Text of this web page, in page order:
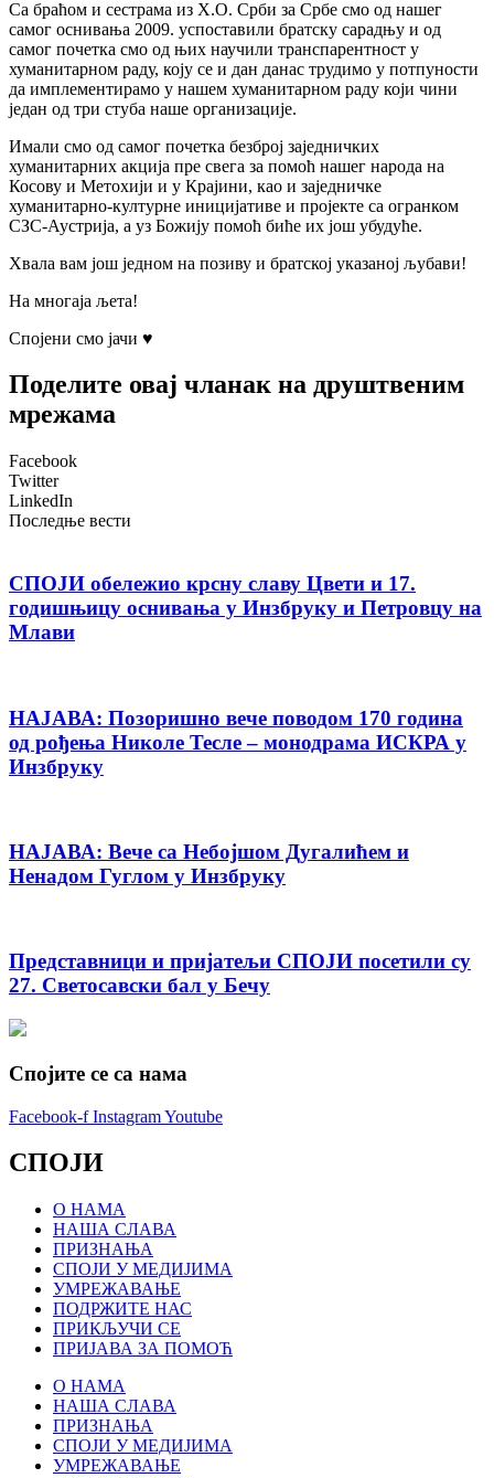
Са браћом и сестрама из Х.О. Срби за Србе смо од нашег
самог оснивања 2009. успоставили братску сарадњу и од
самог почетка смо од њих научили транспарентност у
хуманитарном раду, коју се и дан данас трудимо у потпуности
да имплементирамо у нашем хуманитарном раду који чини
један од три стуба наше организације.
Имали смо од самог почетка безброј заједничких
хуманитарних акција пре свега за помоћ нашег народа на
Косову и Метохији и у Крајини, као и заједничке
хуманитарно-културне иницијативе и пројекте са огранком
СЗС-Аустрија, а уз Божију помоћ биће их још убудуће.
Хвала вам још једном на позиву и братској указаној љубави!
На многаја љета!
Спојени смо јачи ♥️
Поделите овај чланак на друштвеним
мрежама
Facebook
Twitter
LinkedIn
Последње вести
СПОЈИ обележио крсну славу Цвети и 17.
годишњицу оснивања у Инзбруку и Петровцу на
Млави
НАЈАВА: Позоришно вече поводом 170 година
од рођења Николе Тесле – монодрама ИСКРА у
Инзбруку
НАЈАВА: Вече са Небојшом Дугалићем и
Ненадом Гуглом у Инзбруку
Представници и пријатељи СПОЈИ посетили су
27. Светосавски бал у Бечу
Спојите се са нама
Facebook-f InstagramYoutube
СПОЈИ
О НАМА
НАША СЛАВА
ПРИЗНАЊА
СПОЈИ У МЕДИЈИМА
УМРЕЖАВАЊЕ
ПОДРЖИТЕ НАС
ПРИКЉУЧИ СЕ
ПРИЈАВА ЗА ПОМОЋ
О НАМА
НАША СЛАВА
ПРИЗНАЊА
СПОЈИ У МЕДИЈИМА
УМРЕЖАВАЊЕ